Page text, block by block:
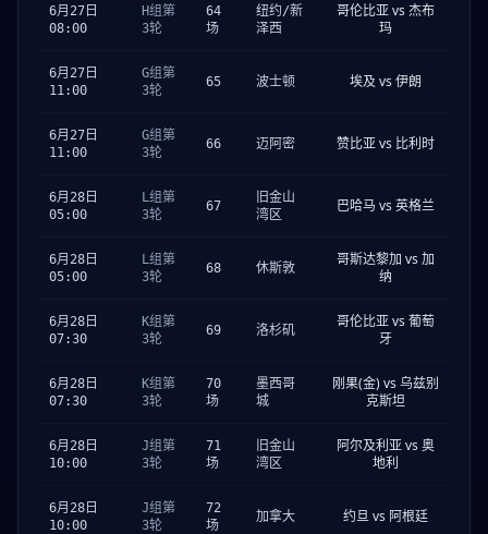
6月27日
08:00
H组第
3轮
64
场
纽约/新
泽西
哥伦比亚 vs 杰布
玛
6月27日
11:00
G组第
3轮
65 波士顿 埃及 vs 伊朗
6月27日
11:00
G组第
3轮
66 迈阿密 赞比亚 vs 比利时
6月28日
05:00
L组第
3轮
67
旧金山
湾区
巴哈马 vs 英格兰
6月28日
05:00
L组第
3轮
68 休斯敦
哥斯达黎加 vs 加
纳
6月28日
07:30
K组第
3轮
69 洛杉矶
哥伦比亚 vs 葡萄
牙
6月28日
07:30
K组第
3轮
70
场
墨西哥
城
刚果(金) vs 乌兹别
克斯坦
6月28日
10:00
J组第
3轮
71
场
旧金山
湾区
阿尔及利亚 vs 奥
地利
6月28日
10:00
J组第
3轮
72
场
加拿大 约旦 vs 阿根廷